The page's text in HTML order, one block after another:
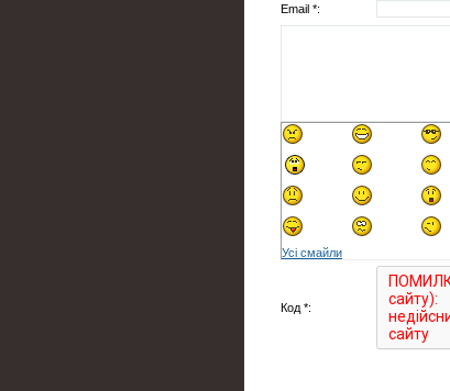
Email *:
Усі смайли
Код *: